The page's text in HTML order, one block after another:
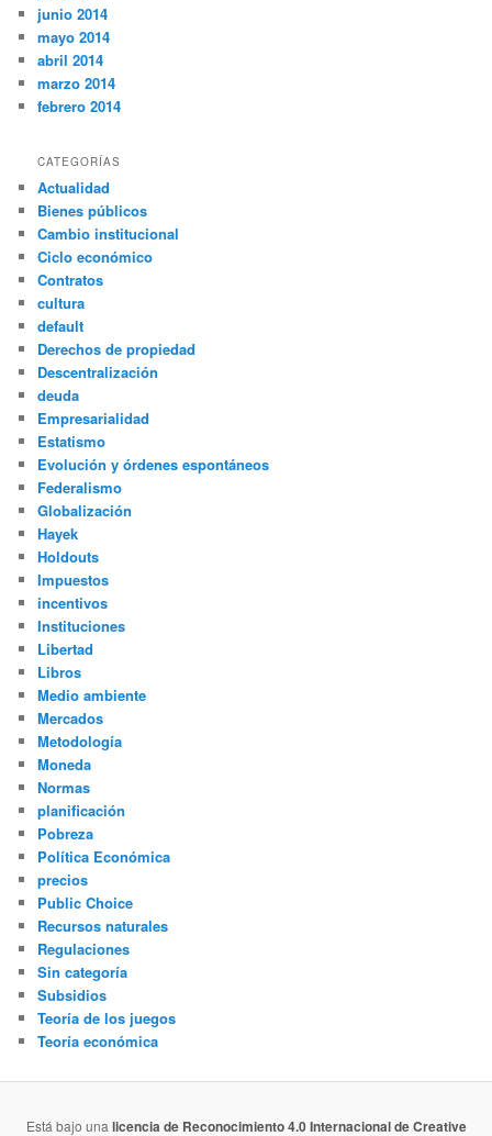
junio 2014
mayo 2014
abril 2014
marzo 2014
febrero 2014
CATEGORÍAS
Actualidad
Bienes públicos
Cambio institucional
Ciclo económico
Contratos
cultura
default
Derechos de propiedad
Descentralización
deuda
Empresarialidad
Estatismo
Evolución y órdenes espontáneos
Federalismo
Globalización
Hayek
Holdouts
Impuestos
incentivos
Instituciones
Libertad
Libros
Medio ambiente
Mercados
Metodología
Moneda
Normas
planificación
Pobreza
Política Económica
precios
Public Choice
Recursos naturales
Regulaciones
Sin categoría
Subsidios
Teoría de los juegos
Teoría económica
Está bajo una licencia de Reconocimiento 4.0 Internacional de Creative